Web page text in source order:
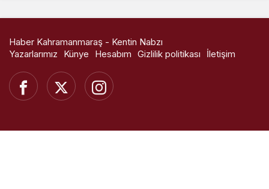
Haber Kahramanmaraş - Kentin Nabzı
Yazarlarımız
Künye Hesabım Gizlilik politikası İletişim